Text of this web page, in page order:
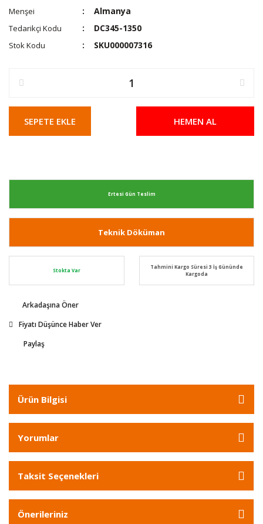
Menşei Almanya
Tedarikçi Kodu DC345-1350
Stok Kodu SKU000007316
SEPETE EKLE HEMEN AL
Ertesi Gün Teslim
Teknik Döküman
Stokta Var
Tahmini Kargo Süresi 3 İş Gününde
Kargoda
Arkadaşına Öner
Fiyatı Düşünce Haber Ver
Paylaş
Ürün Bilgisi
Yorumlar
Taksit Seçenekleri
Önerileriniz